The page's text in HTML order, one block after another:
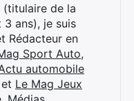
(titulaire de la
ans), je suis
Rédacteur en
Sport Auto,
automobile
et Le Mag Jeux